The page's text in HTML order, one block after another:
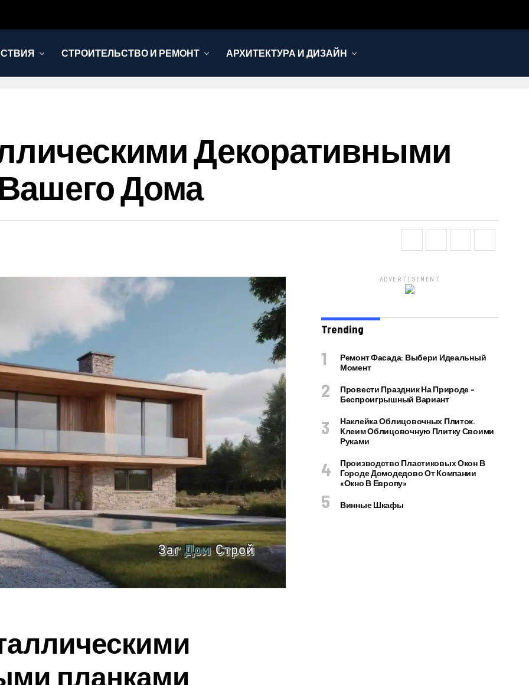
СТРОИТЕЛЬСТВО И РЕМОНТ АРХИТЕКТУРА И ДИЗАЙН
Декоративными
Дома
планками
ADVERTISEMENT
Trending
Ремонт Фасада: Выбери Идеальный
Момент
Провести Праздник На Природе –
Беспроигрышный Вариант
Наклейка Облицовочных Плиток.
Клеим Облицовочную Плитку Своими
Руками
Производство Пластиковых Окон В
Городе Домодедово От Компании
«Окно В Европу»
Винные Шкафы